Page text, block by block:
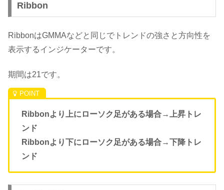
Ribbon
RibbonはGMMAなどと同じでトレンドの強さと方向性を
表示するインジケーターです。
期間は21です。
Ribbonより上にローソク足がある場合→上昇トレ
ンド
Ribbonより下にローソク足がある場合→下降トレ
ンド